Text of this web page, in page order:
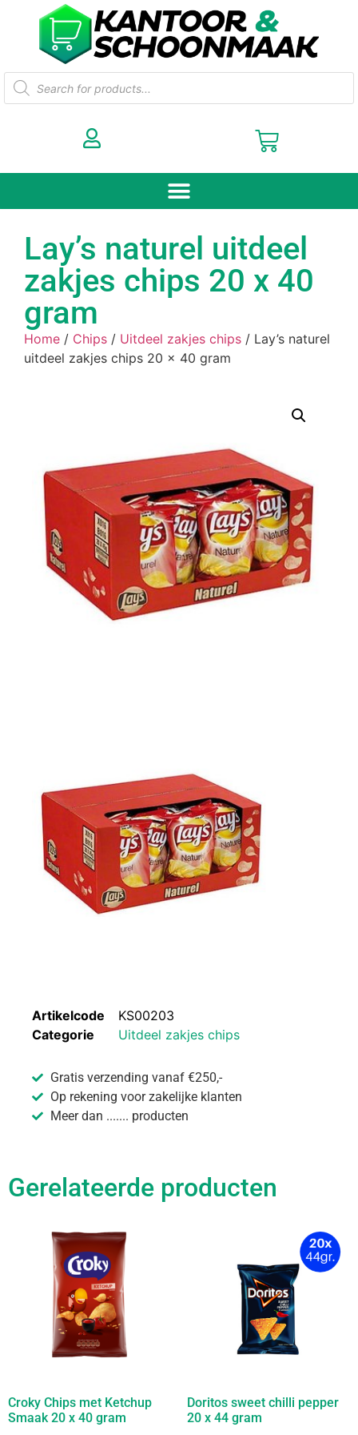
Lay’s naturel uitdeel
zakjes chips 20 x 40
gram
Home / Chips / Uitdeel zakjes chips / Lay’s naturel
uitdeel zakjes chips 20 x 40 gram
Artikelcode
KS00203
Categorie
Uitdeel zakjes chips
Gratis verzending vanaf €250,-
Op rekening voor zakelijke klanten
Meer dan ....... producten
Gerelateerde producten
Croky Chips met Ketchup
Smaak 20 x 40 gram
Doritos sweet chilli pepper
20 x 44 gram